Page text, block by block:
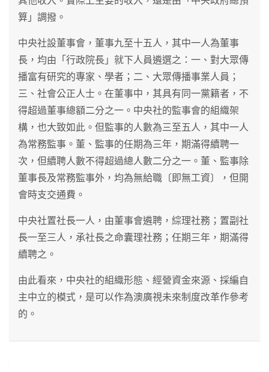
算」調撥。
中央社設董事會，董事九至十五人，其中一人為董事
長，均由「行政院長」就下人員遴選之：一、對大眾傳
播富有研究的專家、學者；二、大眾傳播事業人員；
三、社會公正人士。在董事中，其具有同一黨籍者，不
得超過董事總額二分之一。中央社的監事會的組織架
構，也大致如此。但監事的人數為三至五人，其中一人
為常務監事。董、監事的任期為三年，期滿得續聘一
次，但續聘人數不得超過總人數二分之一。董、監事除
董事長及常務監事外，均為無給職〔即無工資〕，但開
會時支交通費。
中央社置社長一人，由董事會遴聘，綜理社務；置副社
長一至三人，承社長之命囊理社務；任期三年，期滿得
續聘之。
由此看來，中央社的組織形態、經營資金來源、採編自
主中立的模式，是可以作為澳廣視未來制度改革作參考
的。